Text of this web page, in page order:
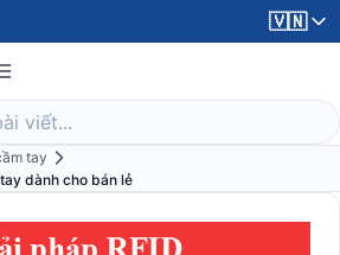
🇻🇳
tay
dành cho bán lẻ